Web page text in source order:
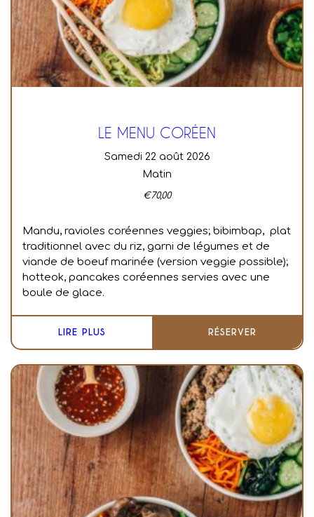
LE MENU CORÉEN
samedi 22 août 2026
Matin
€70,00
Mandu, ravioles coréennes veggies; bibimbap, plat
traditionnel avec du riz, garni de légumes et de
viande de boeuf marinée (version veggie possible);
hotteok, pancakes coréennes servies avec une
boule de glace.
LIRE PLUS RÉSERVER